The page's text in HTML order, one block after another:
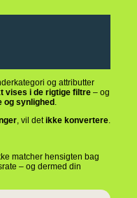
og attributter
vises i de rigtige filtre – og
og synlighed
, vil detikke konvertere
matcher hensigten bag
– og dermed din